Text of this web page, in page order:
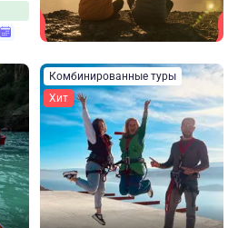
Комбинированные туры
Хит